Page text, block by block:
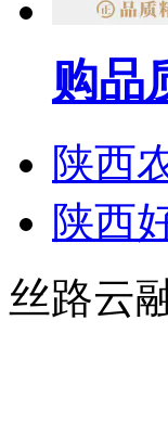
购品
陕西
陕西
丝路云